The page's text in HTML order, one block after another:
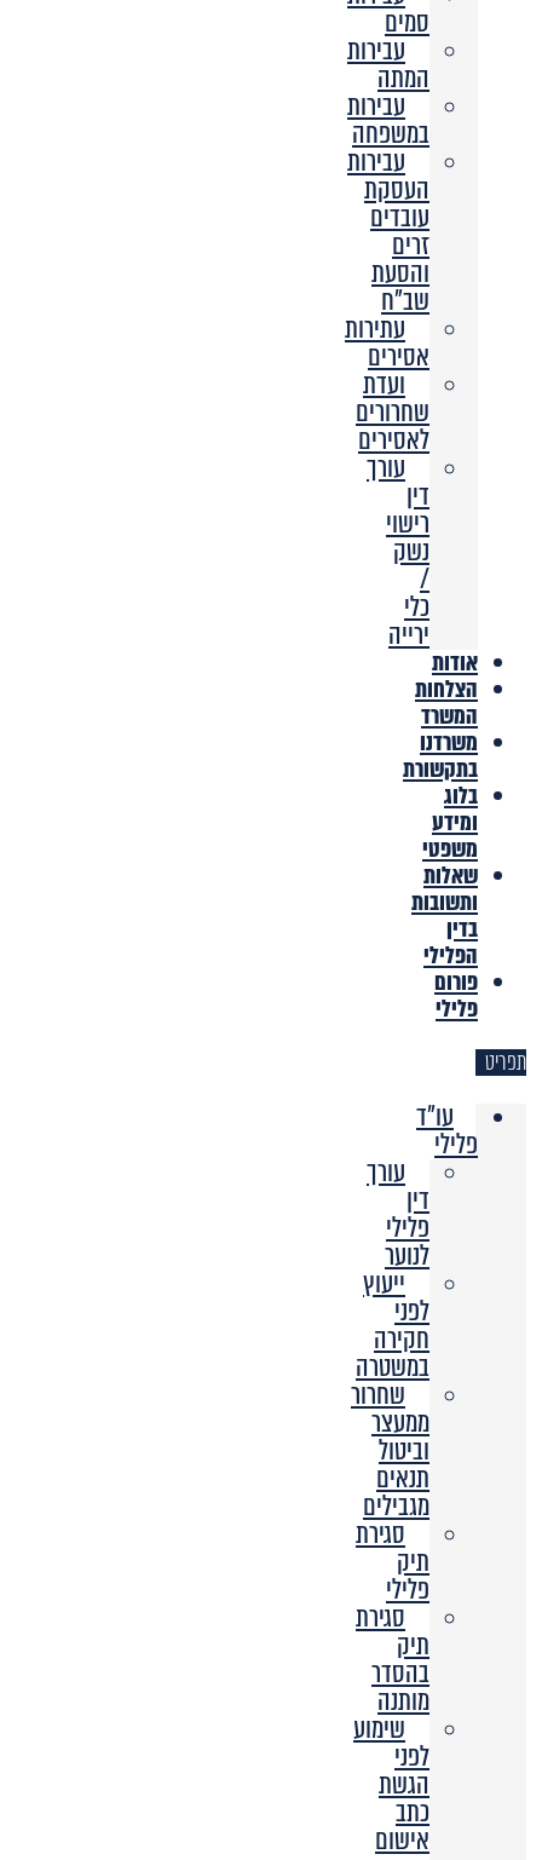
סמים
עבירות
המתה
עבירות
במשפחה
עבירות
העסקת
עובדים
זרים
והסעת
שב”ח
עתירות
אסירים
ועדת
שחרורים
לאסירים
עורך
דין
רישוי
נשק
/
כלי
ירייה
אודות
הצלחות
המשרד
משרדנו
בתקשורת
בלוג
ומידע
משפטי
שאלות
ותשובות
בדין
הפלילי
פורום
פלילי
תפריט
עו"ד
פלילי
עורך
דין
פלילי
לנוער
ייעוץ
לפני
חקירה
במשטרה
שחרור
ממעצר
וביטול
תנאים
מגבילים
סגירת
תיק
פלילי
סגירת
תיק
בהסדר
מותנה
שימוע
לפני
הגשת
כתב
אישום